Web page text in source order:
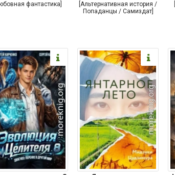
фантастика]
[Альтернативная история /
Попаданцы / Самиздат]